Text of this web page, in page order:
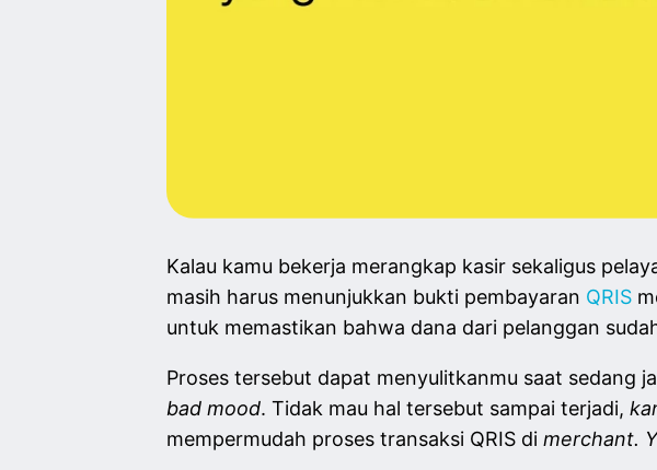
Kalau kamu bekerja merangkap kasir sekaligus
masih harus menunjukkan bukti pembayaran QRIS
untuk memastikan bahwa dana dari pelanggan
Proses tersebut dapat menyulitkanmu saat sedang
bad mood. Tidak mau hal tersebut sampai terjadi,
mempermudah proses transaksi QRIS di merchant.